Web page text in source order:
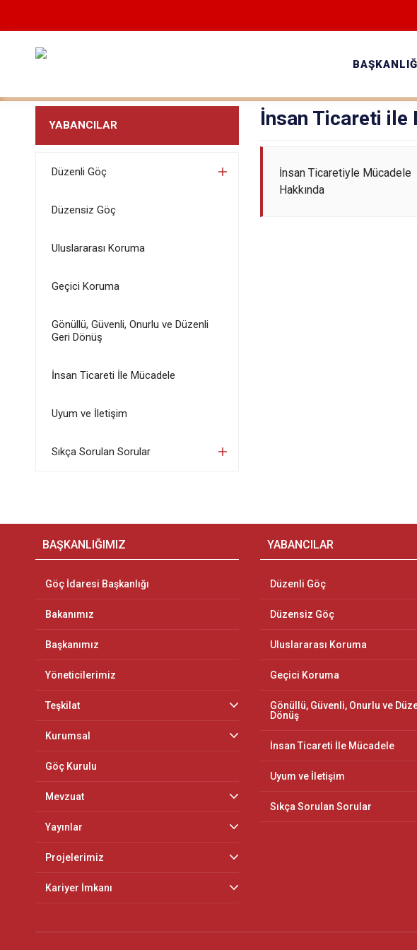
YABANCILAR
Düzenli Göç
Düzensiz Göç
Uluslararası Koruma
Geçici Koruma
Gönüllü, Güvenli, Onurlu ve Düzenli
Geri Dönüş
İnsan Ticareti İle Mücadele
Uyum ve İletişim
Sıkça Sorulan Sorular
İnsan Ticareti ile
İnsan Ticaretiyle Mücadele
Hakkında
BAŞKANLIĞIMIZ
Göç İdaresi Başkanlığı
Bakanımız
Başkanımız
Yöneticilerimiz
Teşkilat
Kurumsal
Göç Kurulu
Mevzuat
Yayınlar
Projelerimiz
Kariyer İmkanı
YABANCILAR
Düzenli Göç
Düzensiz Göç
Uluslararası Koruma
Geçici Koruma
Gönüllü, Güvenli, Onurlu ve
Dönüş
İnsan Ticareti İle Mücadele
Uyum ve İletişim
Sıkça Sorulan Sorular